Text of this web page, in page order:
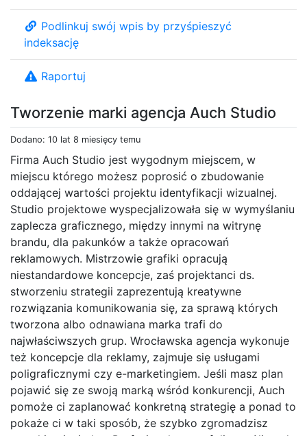
Tworzenie marki agencja Auch Studio
Dodano: 10 lat 8 miesięcy temu
Firma Auch Studio jest wygodnym miejscem, w
miejscu którego możesz poprosić o zbudowanie
oddającej wartości projektu identyfikacji wizualnej.
Studio projektowe wyspecjalizowała się w wymyślaniu
zaplecza graficznego, między innymi na witrynę
brandu, dla pakunków a także opracowań
reklamowych. Mistrzowie grafiki opracują
niestandardowe koncepcje, zaś projektanci ds.
stworzeniu strategii zaprezentują kreatywne
rozwiązania komunikowania się, za sprawą których
tworzona albo odnawiana marka trafi do
najwłaściwszych grup. Wrocławska agencja wykonuje
też koncepcje dla reklamy, zajmuje się usługami
poligraficznymi czy e-marketingiem. Jeśli masz plan
pojawić się ze swoją marką wśród konkurencji, Auch
pomoże ci zaplanować konkretną strategię a ponad to
pokaże ci w taki sposób, że szybko zgromadzisz
Podlinkuj swój wpis by przyśpieszyć
indeksację
Raportuj